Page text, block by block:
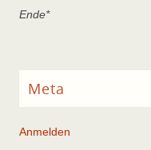
Ende*
Meta
Anmelden